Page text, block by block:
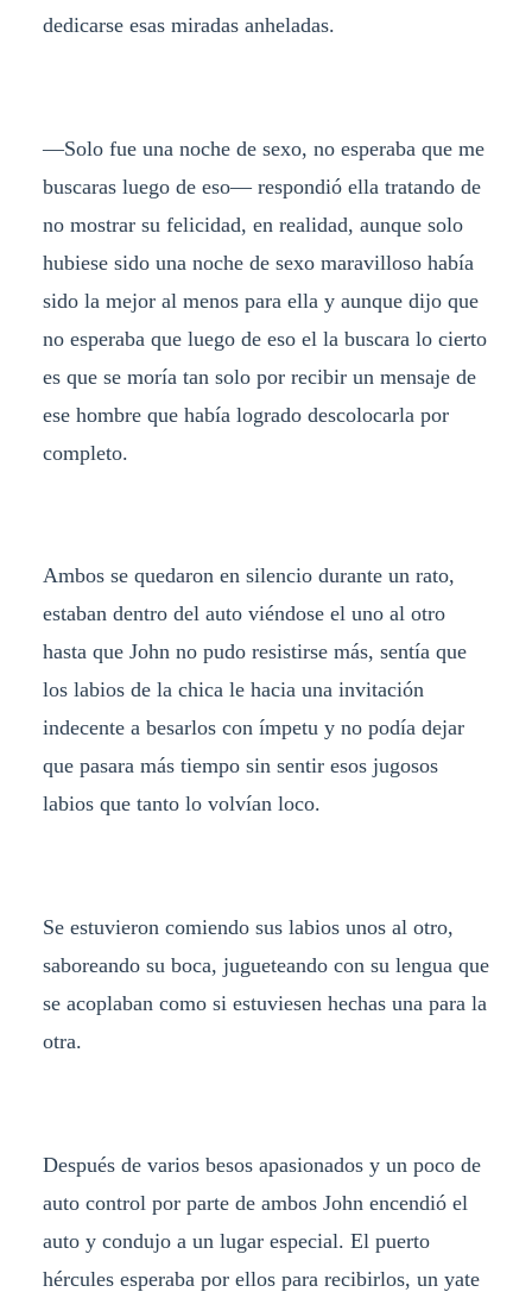
dedicarse esas miradas anheladas.
—Solo fue una noche de sexo, no esperaba que me
buscaras luego de eso— respondió ella tratando de
no mostrar su felicidad, en realidad, aunque solo
hubiese sido una noche de sexo maravilloso había
sido la mejor al menos para ella y aunque dijo que
no esperaba que luego de eso el la buscara lo cierto
es que se moría tan solo por recibir un mensaje de
ese hombre que había logrado descolocarla por
completo.
Ambos se quedaron en silencio durante un rato,
estaban dentro del auto viéndose el uno al otro
hasta que John no pudo resistirse más, sentía que
los labios de la chica le hacia una invitación
indecente a besarlos con ímpetu y no podía dejar
que pasara más tiempo sin sentir esos jugosos
labios que tanto lo volvían loco.
Se estuvieron comiendo sus labios unos al otro,
saboreando su boca, jugueteando con su lengua que
se acoplaban como si estuviesen hechas una para la
otra.
Después de varios besos apasionados y un poco de
auto control por parte de ambos John encendió el
auto y condujo a un lugar especial. El puerto
hércules esperaba por ellos para recibirlos, un yate